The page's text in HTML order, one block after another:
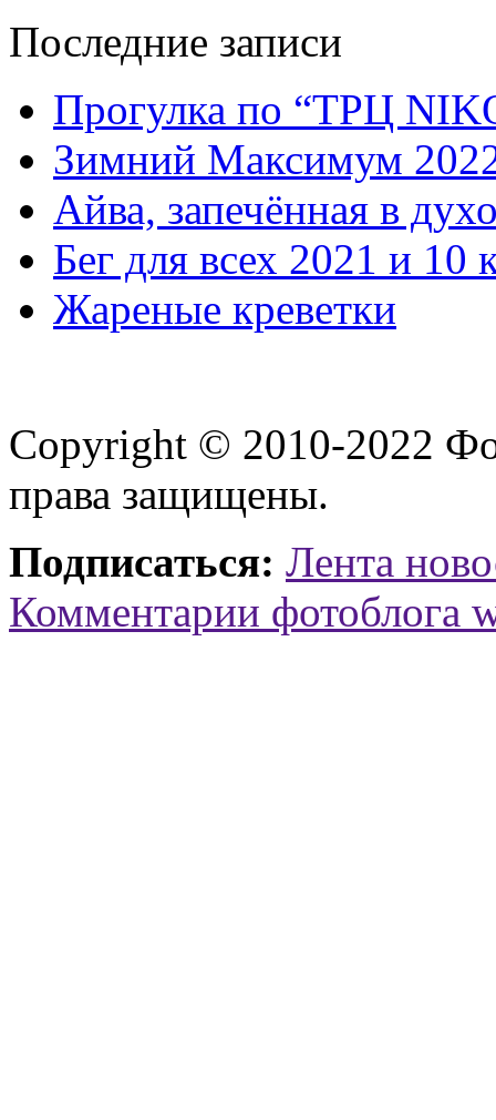
Последние записи
Прогулка по “ТРЦ
Зимний Максимум
Айва, запечённая в
Бег для всех 2021 и 10
Жареные креветки
Copyright © 2010-2022
права защищены.
Подписаться: Лента
Комментарии фотоблога